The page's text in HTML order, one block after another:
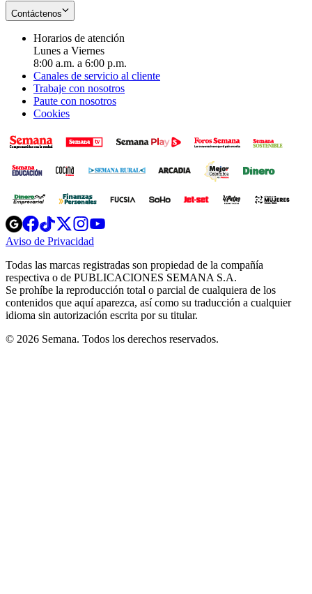
Contáctenos
Horarios de atención
Lunes a Viernes
8:00 a.m. a 6:00 p.m.
Canales de servicio al cliente
Trabaje con nosotros
Paute con nosotros
Cookies
Opens
in
new
Opens
in
new
Opens
in
new
window
Opens
new
windowwindow
Aviso de Privacidad
new
window
Todas las marcas registradas son propiedad de la compañía
respectiva o de PUBLICACIONES SEMANA S.A.
Se prohíbe la reproducción total o parcial de cualquiera de los
contenidos que aquí aparezca, así como su traducción a cualquier
idioma sin autorización escrita por su titular.
© 2026 Semana. Todos los derechos reservados.